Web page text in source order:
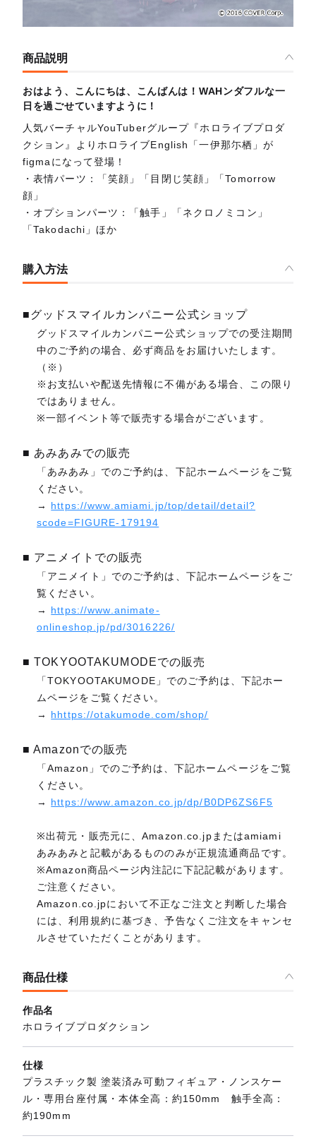
商品説明
おはよう、こんにちは、こんばんは！WAHンダフルな一
日を過ごせていますように！
人気バーチャルYouTuberグループ『ホロライブプロダ
クション』よりホロライブEnglish「一伊那尓栖」が
figmaになって登場！
・表情パーツ：「笑顔」「目閉じ笑顔」「Tomorrow
顔」
・オプションパーツ：「触手」「ネクロノミコン」
「Takodachi」ほか
購入方法
■グッドスマイルカンパニー公式ショップ
グッドスマイルカンパニー公式ショップでの受注期間
中のご予約の場合、必ず商品をお届けいたします。
（※）
※お支払いや配送先情報に不備がある場合、この限り
ではありません。
※一部イベント等で販売する場合がございます。
■ あみあみでの販売
「あみあみ」でのご予約は、下記ホームページをご覧
ください。
→ https://www.amiami.jp/top/detail/detail?
scode=FIGURE-179194
■ アニメイトでの販売
「アニメイト」でのご予約は、下記ホームページをご
覧ください。
→ https://www.animate-
onlineshop.jp/pd/3016226/
■ TOKYOOTAKUMODEでの販売
「TOKYOOTAKUMODE」でのご予約は、下記ホー
ムページをご覧ください。
→ hhttps://otakumode.com/shop/
■ Amazonでの販売
「Amazon」でのご予約は、下記ホームページをご覧
ください。
→ https://www.amazon.co.jp/dp/B0DP6ZS6F5
※出荷元・販売元に、Amazon.co.jpまたはamiami
あみあみと記載があるもののみが正規流通商品です。
※Amazon商品ページ内注記に下記記載があります。
ご注意ください。
Amazon.co.jpにおいて不正なご注文と判断した場合
には、利用規約に基づき、予告なくご注文をキャンセ
ルさせていただくことがあります。
商品仕様
作品名
ホロライブプロダクション
仕様
プラスチック製 塗装済み可動フィギュア・ノンスケー
ル・専用台座付属・本体全高：約150mm 触手全高：
約190mm